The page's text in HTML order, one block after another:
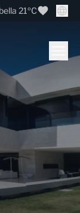
21ºC